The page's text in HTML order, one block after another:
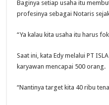
Baginya setiap usaha itu
profesinya sebagai Notaris
“Ya kalau kita usaha itu harus
Saat ini, kata Edy melalui PT
karyawan mencapai 500 orang.
“Nantinya target kita 40 ribu